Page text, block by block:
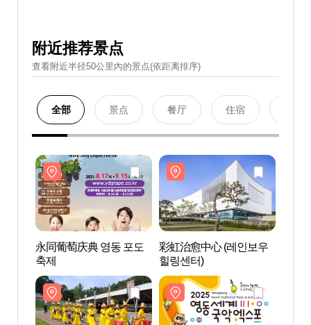
附近推荐景点
查看附近半径50公里內的景点(依距离排序)
全部 景点 餐厅 住宿
永同葡萄庆典 영동 포도
축제
彩虹治愈中心 (레인보우
힐링센터)